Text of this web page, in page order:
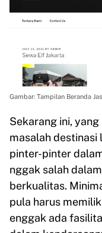
Gambar: Tampilan Beranda
Sekarang ini,
masalah destinasi
pinter-pinter
nggak salah
berkualitas.
pula harus
enggak ada